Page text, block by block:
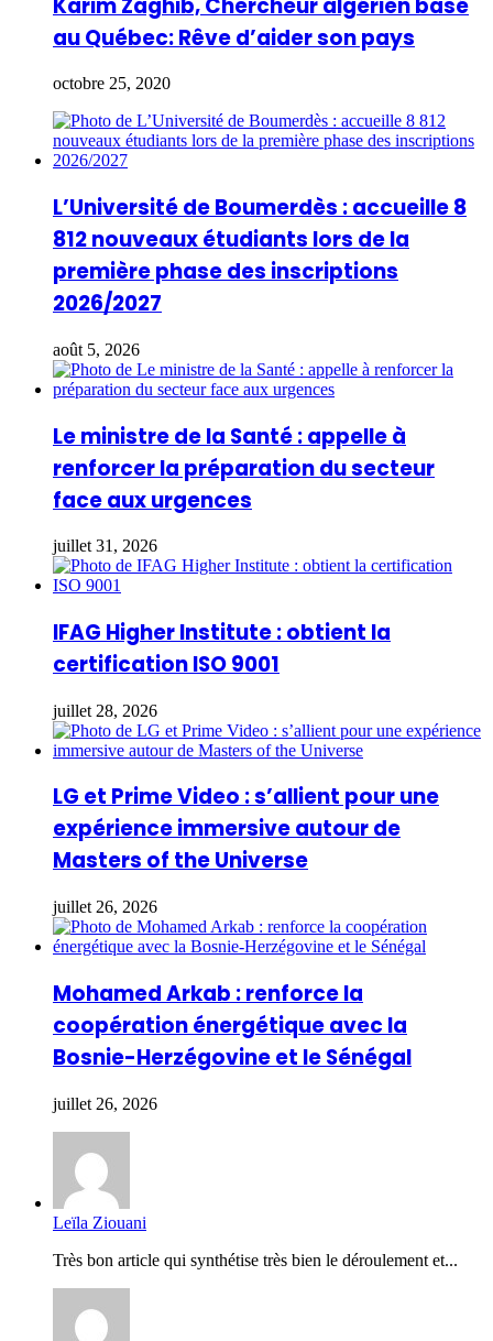
au Québec: Rêve d’aider son pays
octobre 25, 2020
L’Université de Boumerdès : accueille 8
812 nouveaux étudiants lors de la
première phase des inscriptions
2026/2027
août 5, 2026
Le ministre de la Santé : appelle à
renforcer la préparation du secteur
face aux urgences
juillet 31, 2026
IFAG Higher Institute : obtient la
certification ISO 9001
juillet 28, 2026
LG et Prime Video : s’allient pour une
expérience immersive autour de
Masters of the Universe
juillet 26, 2026
Mohamed Arkab : renforce la
coopération énergétique avec la
Bosnie-Herzégovine et le Sénégal
juillet 26, 2026
Leïla Ziouani
Très bon article qui synthétise très bien le déroulement et...